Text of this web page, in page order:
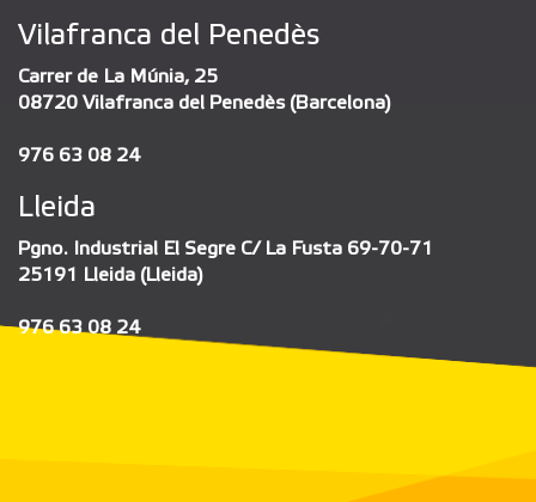
Vilafranca del Penedès
Carrer de La Múnia, 25
08720 Vilafranca del Penedès (Barcelona)
976 63 08 24
Lleida
Pgno. Industrial El Segre C/ La Fusta 69-70-71
25191 Lleida (Lleida)
976 63 08 24